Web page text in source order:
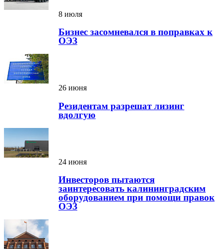
8 июля
Бизнес засомневался в поправках к
ОЭЗ
26 июня
Резидентам разрешат лизинг
вдолгую
24 июня
Инвесторов пытаются
заинтересовать калининградским
оборудованием при помощи правок
ОЭЗ